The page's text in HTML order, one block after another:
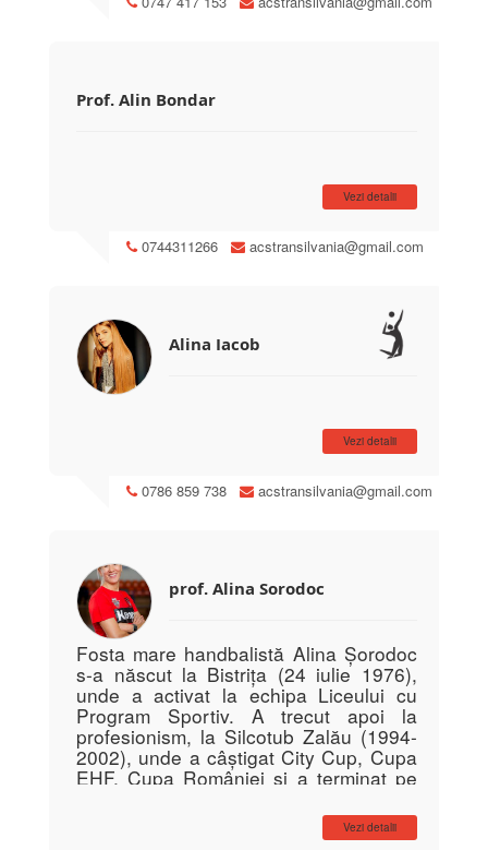
colegilor și handbalului, va fi aproape de
Prof. Alin Bondar
Vezi detalii
0744311266 acstransilvania@gmail.com
Alina Iacob
Vezi detalii
0786 859 738 acstransilvania@gmail.com
prof. Alina Sorodoc
Fosta mare handbalistă Alina Șorodoc
s-a născut la Bistrița (24 iulie 1976),
unde a activat la echipa Liceului cu
Program Sportiv. A trecut apoi la
profesionism, la Silcotub Zalău (1994-
2002), unde a câștigat City Cup, Cupa
EHF, Cupa României și a terminat pe
Între 2002 și 2004 a activat la Remin
Vezi detalii